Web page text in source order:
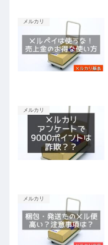
メルカリ
メルカリ
メルカリ